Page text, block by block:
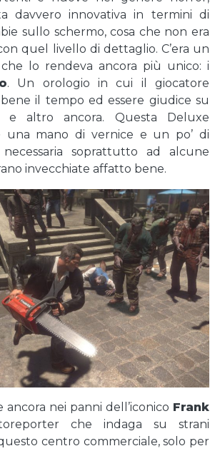
davvero innovativa in termini di
sullo schermo, cosa che non era
quel livello di dettaglio. C’era un
lo rendeva ancora più unico: i
. Un orologio in cui il giocatore
il tempo ed essere giudice su
e altro ancora. Questa Deluxe
una mano di vernice e un po’ di
soprattutto ad alcune
invecchiate affatto bene.
nei panni dell’iconico Frank
che indaga su strani
centro commerciale, solo per